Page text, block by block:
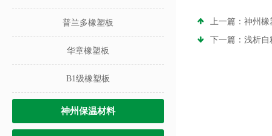
普兰多橡塑板
华章橡塑板
B1级橡塑板
神州保温材料
上一篇： 神州橡
下一篇： 浅析自